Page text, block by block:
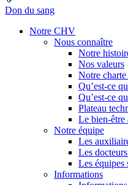
Don du sang
Notre CHV
Nous connaître
Notre
Nos valeurs
Notre charte
Qu’est-ce
Qu’est-ce
Plateau
Le bien-être
Notre équipe
Les
Les
Les équipes
Informations